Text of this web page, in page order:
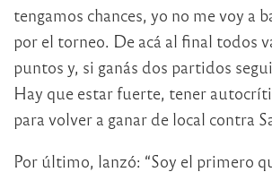
tengamos chances, yo no me voy a
por el torneo. De acá al final todos
puntos y, si ganás dos partidos
Hay que estar fuerte, tener
para volver a ganar de local contra
Por último, lanzó: “Soy el primero